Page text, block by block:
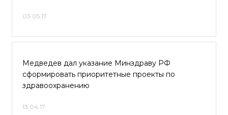
03.05.17
Медведев дал указание Минздраву РФ
сформировать приоритетные проекты по
здравоохранению
13.04.17